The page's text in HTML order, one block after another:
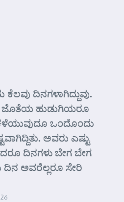
ದಿನಗಳಾಗಿದ್ದುವು.
ಜೊತೆಯ ಹುಡುಗಿಯರೂ
ಒಂದೊಂದು
ಅವರು ಎಷ್ಟು
ದಿನಗಳು ಬೇಗ ಬೇಗ
ದಿನ ಅವರೆಲ್ಲರೂ ಸೇರಿ